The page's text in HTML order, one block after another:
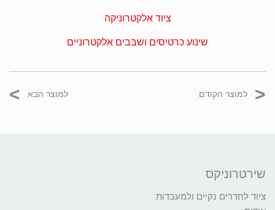
ציוד אלקטרוניקה
שינוע כרטיסים ושבבים אלקטרוניים
< למוצר הקודם למוצר הבא >
שירטרוניקס
ציוד לחדרים נקיים ולמעבדות